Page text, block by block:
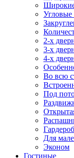
2-х
3-х
4-х
Во всю
Под
Гардероб
Для
Эконом
Гостиные